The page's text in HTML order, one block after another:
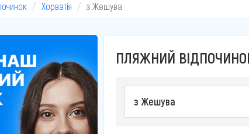
Хорватія з Жешува
ПЛЯЖНИЙ
з Жешува